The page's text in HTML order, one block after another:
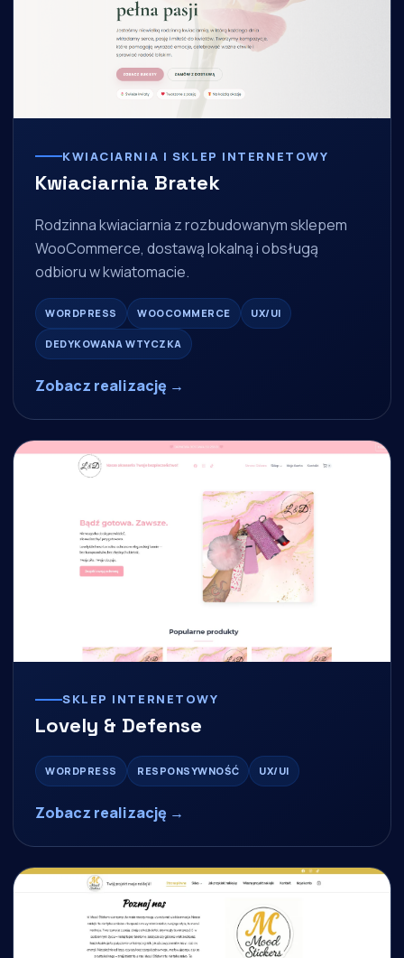
KWIACIARNIA I SKLEP INTERNETOWY
Kwiaciarnia Bratek
Rodzinna kwiaciarnia z rozbudowanym sklepem
WooCommerce, dostawą lokalną i obsługą
odbioru w kwiatomacie.
WORDPRESS WOOCOMMERCE UX/UI
DEDYKOWANA WTYCZKA
Zobacz realizację →
SKLEP INTERNETOWY
Lovely & Defense
WORDPRESS RESPONSYWNOŚĆ UX/UI
Zobacz realizację →